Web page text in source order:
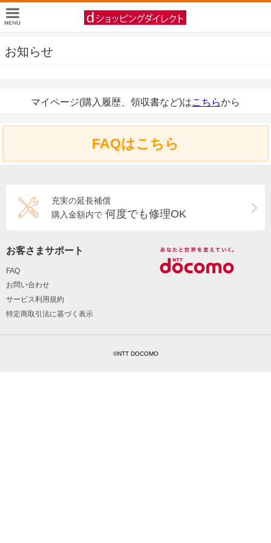
お知らせ
マイページ(購入履歴、領収書など)はこちらから
FAQはこちら
充実の延長補償
購入金額内で 何度でも修理OK
お客さまサポート
FAQ
お問い合わせ
サービス利用規約
特定商取引法に基づく表示
©NTT DOCOMO